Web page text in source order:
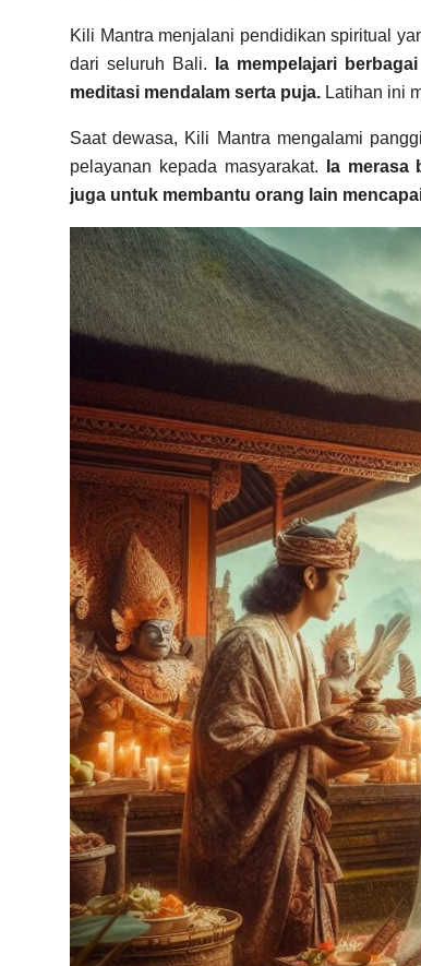
Kili Mantra menjalani pendidikan spiritual
dari seluruh Bali.
Ia mempelajari
meditasi mendalam serta puja. Latihan ini
Saat dewasa, Kili Mantra mengalami
pelayanan kepada masyarakat.
Ia
juga untuk membantu orang lain